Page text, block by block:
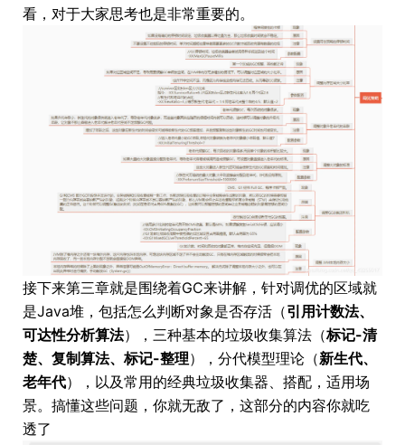
看，对于大家思考也是非常重要的。
接下来第三章就是围绕着GC来讲解，针对调优的区域就
是Java堆，包括怎么判断对象是否存活（引用计数法、
可达性分析算法），三种基本的垃圾收集算法（标记-清
楚、复制算法、标记-整理），分代模型理论（新生代、
老年代），以及常用的经典垃圾收集器、搭配，适用场
景。搞懂这些问题，你就无敌了，这部分的内容你就吃
透了